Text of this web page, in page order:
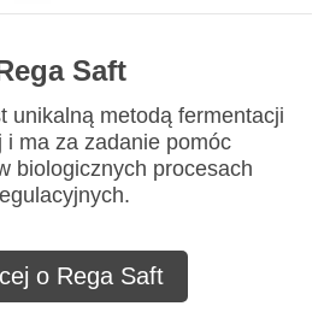
Saft
unikalną metodą fermentacji
i ma za zadanie pomóc
biologicznych procesach
o Rega Saft